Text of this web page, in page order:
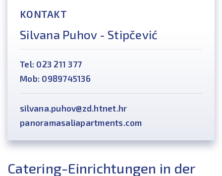
KONTAKT
Silvana Puhov - Stipčević
Tel: 023 211 377
Mob: 0989745136
silvana.puhov@zd.htnet.hr
panoramasaliapartments.com
Catering-Einrichtungen in der